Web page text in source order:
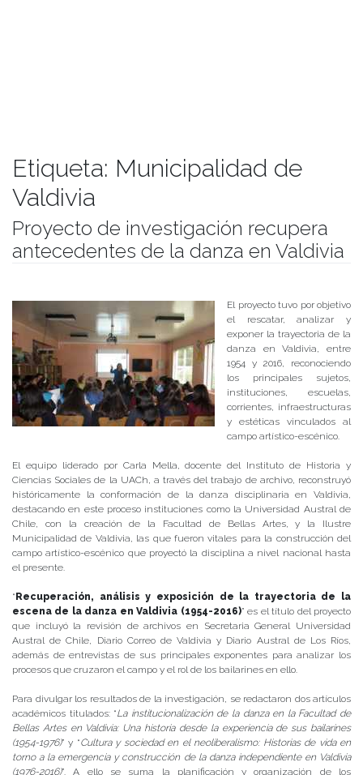
Etiqueta: Municipalidad de
Valdivia
Proyecto de investigación recupera
antecedentes de la danza en Valdivia
El proyecto tuvo por objetivo
el rescatar, analizar y
exponer la trayectoria de la
danza en Valdivia, entre
1954 y 2016, reconociendo
los principales sujetos,
instituciones, escuelas,
corrientes, infraestructuras
y estéticas vinculados al
campo artístico-escénico.
El equipo liderado por Carla Mella, docente del Instituto de Historia y
Ciencias Sociales de la UACh, a través del trabajo de archivo, reconstruyó
históricamente la conformación de la danza disciplinaria en Valdivia,
destacando en este proceso instituciones como la Universidad Austral de
Chile, con la creación de la Facultad de Bellas Artes, y la Ilustre
Municipalidad de Valdivia, las que fueron vitales para la construcción del
campo artístico-escénico que proyectó la disciplina a nivel nacional hasta
el presente.
“Recuperación, análisis y exposición de la trayectoria de la
escena de la danza en Valdivia (1954-2016)” es el título del proyecto
que incluyó la revisión de archivos en Secretaria General Universidad
Austral de Chile, Diario Correo de Valdivia y Diario Austral de Los Ríos,
además de entrevistas ​de sus​ principales exponentes para analizar los
procesos que cruzaron el campo y el rol de los bailarines en ello.
Para divulgar los resultados de la investigación, se redactaron dos artículos
académicos titulados: “La institucionalización de la danza en la Facultad de
Bellas Artes en Valdivia: Una historia desde la experiencia de sus bailarines
(1954-1976)” y “Cultura y sociedad en el neoliberalismo: Historias de vida en
torno a la emergencia y construcción de la danza independiente en Valdivia
(1976-2016)”. A ello se suma la planificación y organización de los